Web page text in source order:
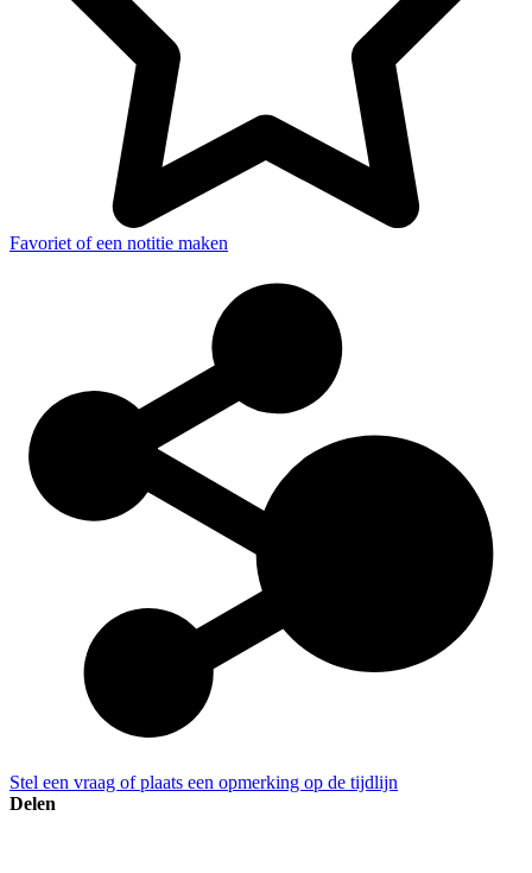
Favoriet of een notitie maken
Stel een vraag of plaats een opmerking op de tijdlijn
Delen